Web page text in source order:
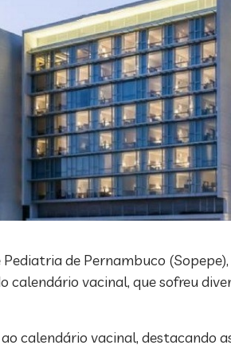
de Pernambuco
vacinal, que sofreu
calendário vacinal, destacando